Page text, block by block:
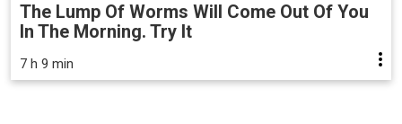
The Lump Of Worms Will Come Out Of You
In The Morning. Try It
7 h 9 min